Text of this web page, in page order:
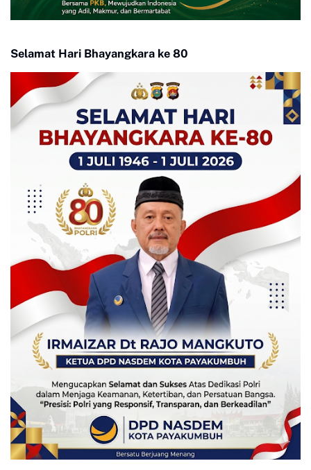
Selamat Hari Bhayangkara ke 80